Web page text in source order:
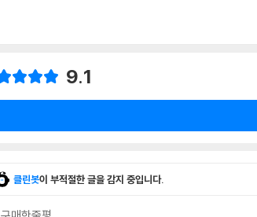
9.1
클린봇이 부적절한 글을 감지 중입니다.